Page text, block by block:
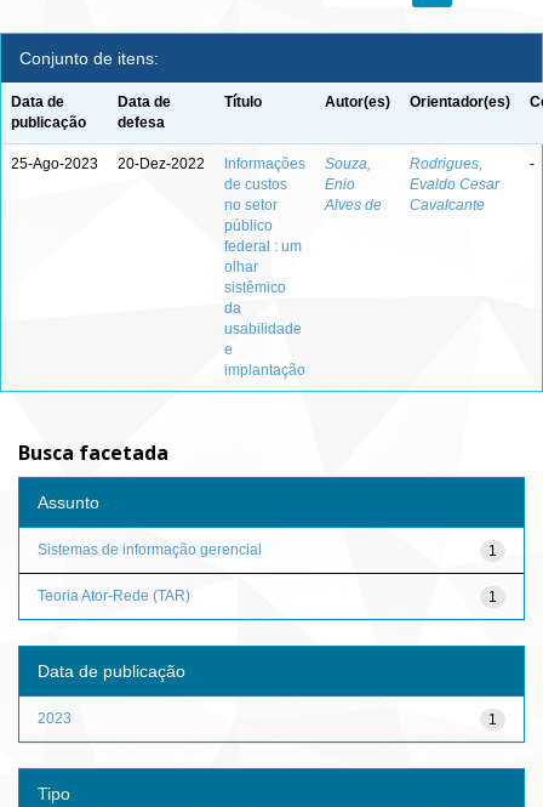
Conjunto de itens:
Data de
publicação
Data de
defesa
Título Autor(es) Orientador(es)
25-Ago-2023 20-Dez-2022
Informações
de custos
no setor
público
federal : um
olhar
sistêmico
da
usabilidade
e
implantação
Souza,
Enio
Alves de
Rodrigues,
Evaldo Cesar
Cavalcante
-
Busca facetada
Assunto
1
Sistemas de informação gerencial
1
Teoria Ator-Rede (TAR)
Data de publicação
1
2023
Tipo